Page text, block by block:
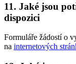
11. Jaké jsou
dispozici
Formuláře žádostí o
na internetových